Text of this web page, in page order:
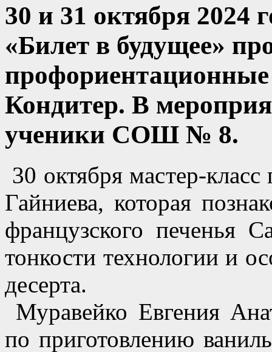
30 и 31 октября 2024
«Билет в будущее»
Кондитер. В
ученики СОШ № 8.
30 октября мастер-
Гайниева, которая
французского печенья
тонкости технологии и
десерта.
Муравейко Евгения
по приготовлению